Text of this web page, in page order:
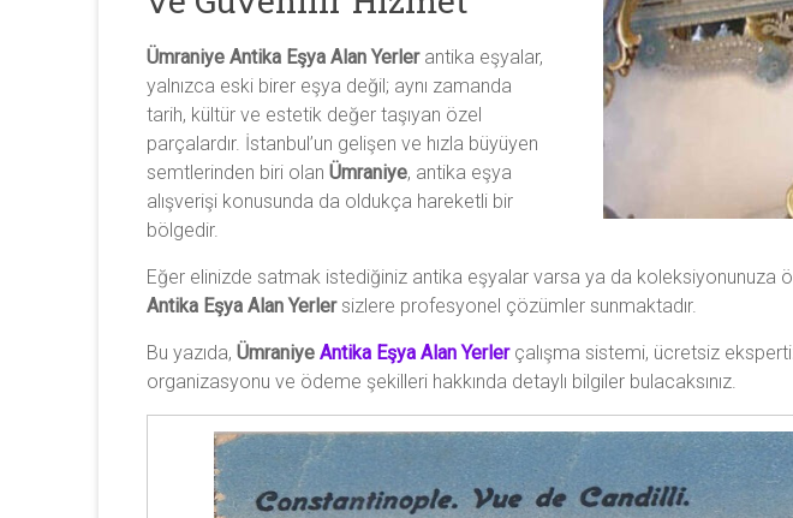
antika
silah,
antika
obje,
antika
heykel,
antika
porselen
ve
antika
saat
Ümraniye Antika Eşya Alan Yerlerantika eşyalar,
yalnızca eski birer eşya değil; aynı zamanda
tarih, kültür ve estetik değer taşıyan özel
parçalardır. İstanbul’un gelişen ve hızla büyüyen
semtlerinden biri olan Ümraniye, antika eşya
alışverişi konusunda da oldukça hareketli bir
bölgedir.
Eğer elinizde satmak istediğiniz antika eşyalar varsa ya da koleksiyonunuza
Antika Eşya Alan Yerlersizlere profesyonel çözümler sunmaktadır.
Bu yazıda, Ümraniye Antika Eşya Alan Yerlerçalışma sistemi, ücretsiz
organizasyonu ve ödeme şekilleri hakkında detaylı bilgiler bulacaksınız.